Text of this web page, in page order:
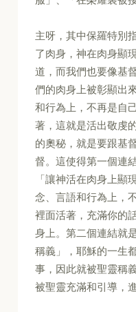
主呀，其中保羅特別
了肉身，神在肉身顯
道，而我們也要像基
們的肉身上被彰顯出
和行為上，不再是自
著，這就是活出敬虔
的奧秘，就是要跟基
督。這使得第一個連
「讓神活在肉身上顯
念、言語和行為上，
裡面活著，充滿你的
身上。第二個連結就
稱義」，耶穌的一生
事，因此就被聖靈稱
被聖靈充滿和引導，